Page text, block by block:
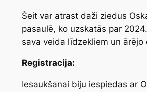
Šeit var atrast daži ziedus
pasaulē, ko uzskatās par
sava veida līdzekliem un ārējo
Registracija:
Iesaukšanai biju iespiedas ar